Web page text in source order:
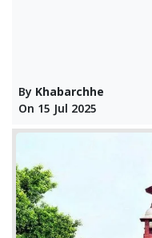
By Khabarchhe
On 15 Jul 2025